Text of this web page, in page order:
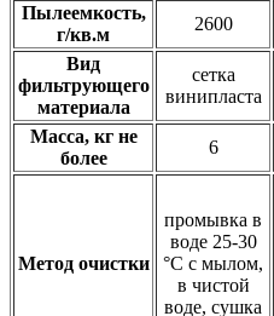
Пылеемкость,
г/кв.м
2600
Вид
фильтрующего
материала
сетка
винипласта
Масса, кг не
более
6
Метод очистки
промывка в
воде 25-30
°С с мылом,
в чистой
воде, сушка